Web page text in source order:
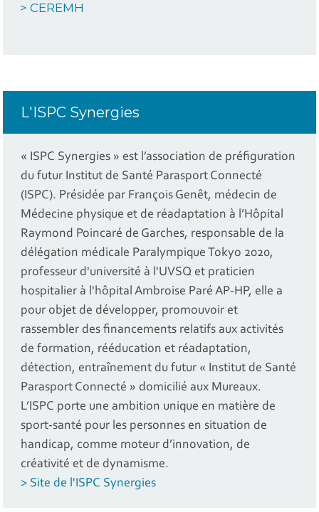
> CEREMH
L'ISPC Synergies
« ISPC Synergies » est l’association de préfiguration
du futur Institut de Santé Parasport Connecté
(ISPC). Présidée par François Genêt, médecin de
Médecine physique et de réadaptation à l’Hôpital
Raymond Poincaré de Garches, responsable de la
délégation médicale Paralympique Tokyo 2020,
professeur d'université à l'UVSQ et praticien
hospitalier à l'hôpital Ambroise Paré AP-HP, elle a
pour objet de développer, promouvoir et
rassembler des financements relatifs aux activités
de formation, rééducation et réadaptation,
détection, entraînement du futur « Institut de Santé
Parasport Connecté » domicilié aux Mureaux.
L’ISPC porte une ambition unique en matière de
sport-santé pour les personnes en situation de
handicap, comme moteur d’innovation, de
créativité et de dynamisme.
> Site de l'ISPC Synergies